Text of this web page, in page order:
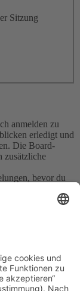
Sitzung
anmelden zu
erledigt und
Die Board-
zusätzliche
bevor du